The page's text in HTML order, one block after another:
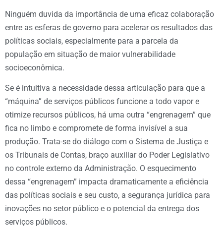
Ninguém duvida da importância de uma eficaz colaboração
entre as esferas de governo para acelerar os resultados das
políticas sociais, especialmente para a parcela da
população em situação de maior vulnerabilidade
socioeconômica.
Se é intuitiva a necessidade dessa articulação para que a
“máquina” de serviços públicos funcione a todo vapor e
otimize recursos públicos, há uma outra “engrenagem” que
fica no limbo e compromete de forma invisível a sua
produção. Trata-se do diálogo com o Sistema de Justiça e
os Tribunais de Contas, braço auxiliar do Poder Legislativo
no controle externo da Administração. O esquecimento
dessa “engrenagem” impacta dramaticamente a eficiência
das políticas sociais e seu custo, a segurança jurídica para
inovações no setor público e o potencial da entrega dos
serviços públicos.